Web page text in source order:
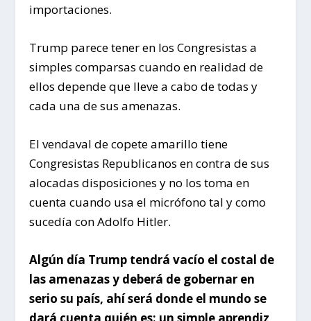
importaciones.
Trump parece tener en los Congresistas a
simples comparsas cuando en realidad de
ellos depende que lleve a cabo de todas y
cada una de sus amenazas.
El vendaval de copete amarillo tiene
Congresistas Republicanos en contra de sus
alocadas disposiciones y no los toma en
cuenta cuando usa el micrófono tal y como
sucedía con Adolfo Hitler.
Algún día Trump tendrá vacío el costal de
las amenazas y deberá de gobernar en
serio su país, ahí será donde el mundo se